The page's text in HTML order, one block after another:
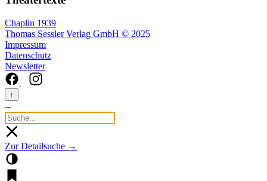
Chaplin 1939
Thomas Sessler Verlag GmbH © 2025
Impressum
Datenschutz
Newsletter
↑
--
Zur Detailsuche →